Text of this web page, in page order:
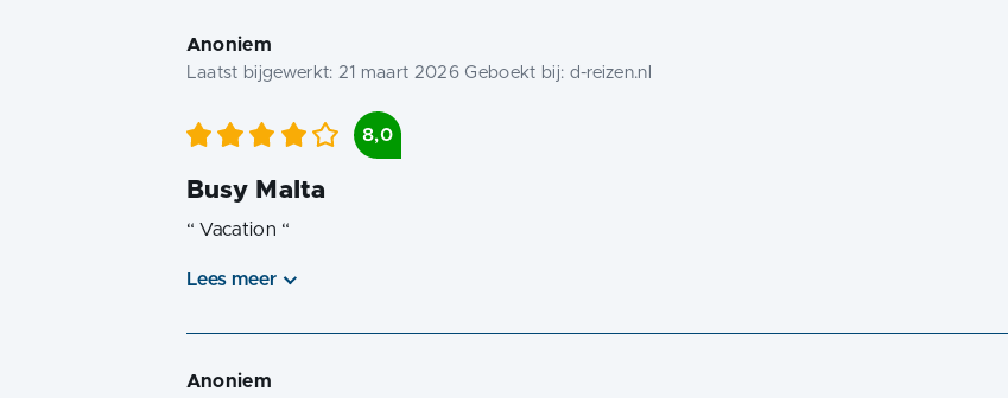
Anoniem
Laatst bijgewerkt: 21 maart 2026 Geboekt bij: d-reizen.nl
8,0
Busy Malta
“Vacation “
Lees meer
Anoniem